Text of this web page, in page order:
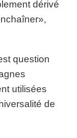
dérivé
question
utilisées
de